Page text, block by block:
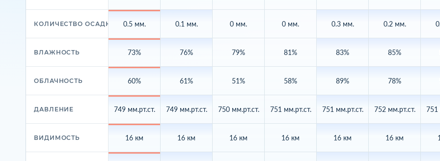
КОЛИЧЕСТВО ОСАДКОВ
ВЛАЖНОСТЬ
ОБЛАЧНОСТЬ
ДАВЛЕНИЕ
ВИДИМОСТЬ
0.5 мм.
73%
60%
749 мм.рт.ст.
16 км
0.1 мм.
76%
61%
749 мм.рт.ст.
16 км
0 мм.
79%
51%
750 мм.рт.ст.
16 км
0 мм.
81%
58%
751 мм.рт.ст.
16 км
0.3 мм.
83%
89%
751 мм.рт.ст.
16 км
0.2 мм.
85%
78%
752 мм.рт.ст.
16 км
751